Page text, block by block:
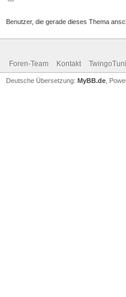
Benutzer, die gerade dieses Thema
Foren-Team Kontakt
Deutsche Übersetzung: MyBB.de ,